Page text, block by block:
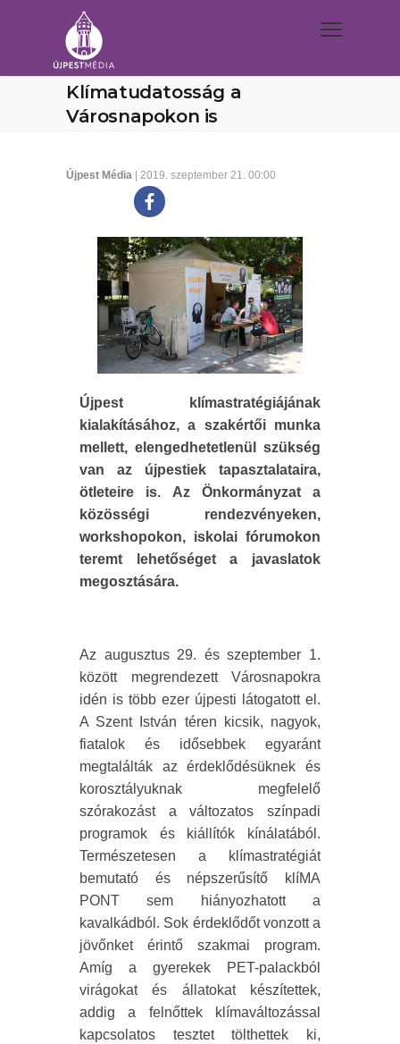
Klímatudatosság a
Városnapokon is
Újpest Média | 2019. szeptember 21. 00:00
Újpest klímastratégiájának
kialakításához, a szakértői munka
mellett, elengedhetetlenül szükség
van az újpestiek tapasztalataira,
ötleteire is. Az Önkormányzat a
közösségi rendezvényeken,
workshopokon, iskolai fórumokon
teremt lehetőséget a javaslatok
megosztására.
Az augusztus 29. és szeptember 1.
között megrendezett Városnapokra
idén is több ezer újpesti látogatott el.
A Szent István téren kicsik, nagyok,
fiatalok és idősebbek egyaránt
megtalálták az érdeklődésüknek és
korosztályuknak megfelelő
szórakozást a változatos színpadi
programok és kiállítók kínálatából.
Természetesen a klímastratégiát
bemutató és népszerűsítő klíMA
PONT sem hiányozhatott a
kavalkádból. Sok érdeklődőt vonzott a
jövőnket érintő szakmai program.
Amíg a gyerekek PET-palackból
virágokat és állatokat készítettek,
addig a felnőttek klímaváltozással
kapcsolatos tesztet tölthettek ki,